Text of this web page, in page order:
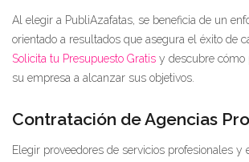
Al elegir a PubliAzafatas, se beneficia de un
orientado a resultados que asegura el éxito de
Solicita tu Presupuesto Gratis y descubre cómo
su empresa a alcanzar sus objetivos.
Contratación de Agencias
Elegir proveedores de servicios profesionales y